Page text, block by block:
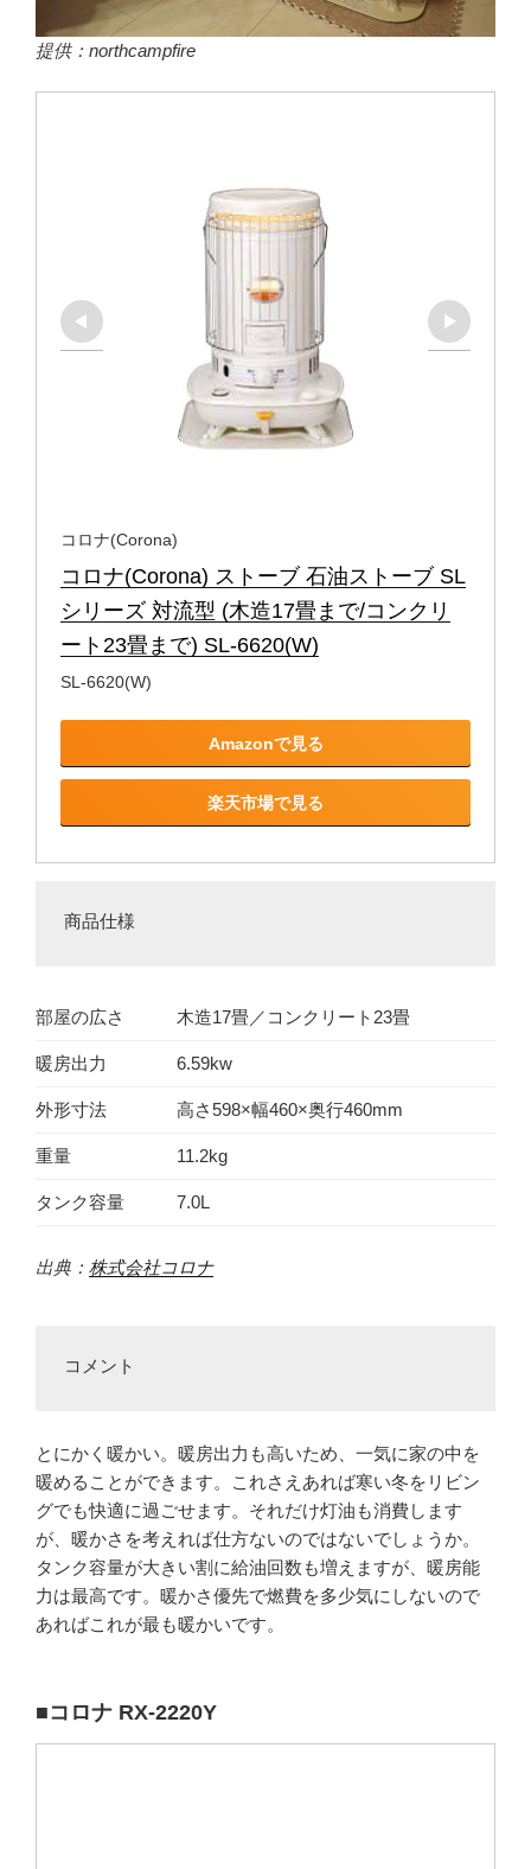
提供：northcampfire
コロナ(Corona)
コロナ(Corona) ストーブ 石油ストーブ SL
シリーズ 対流型 (木造17畳まで/コンクリ
ート23畳まで) SL-6620(W)
SL-6620(W)
Amazonで見る
楽天市場で見る
商品仕様
部屋の広さ 木造17畳／コンクリート23畳
暖房出力 6.59kw
外形寸法 高さ598×幅460×奥行460mm
重量 11.2kg
タンク容量 7.0L
出典： 株式会社コロナ
コメント
とにかく暖かい。暖房出力も高いため、一気に家の中を
暖めることができます。これさえあれば寒い冬をリビン
グでも快適に過ごせます。それだけ灯油も消費します
が、暖かさを考えれば仕方ないのではないでしょうか。
タンク容量が大きい割に給油回数も増えますが、暖房能
力は最高です。暖かさ優先で燃費を多少気にしないので
あればこれが最も暖かいです。
■コロナ RX-2220Y